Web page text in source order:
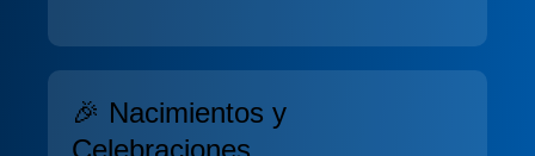
🎉 Nacimientos y
Celebraciones